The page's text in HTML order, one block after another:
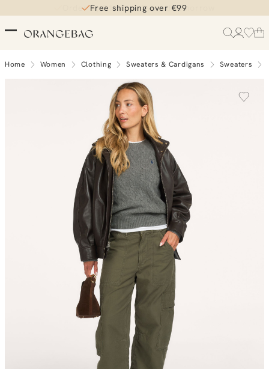
Free shipping over €99
Home Women Clothing Sweaters & Cardigans Sweaters